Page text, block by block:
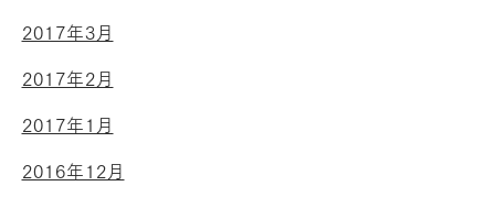
2017年3月
2017年2月
2017年1月
2016年12月